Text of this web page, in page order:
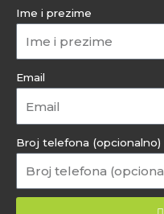
Ime i prezime
Email
Broj telefona (opcionalno)